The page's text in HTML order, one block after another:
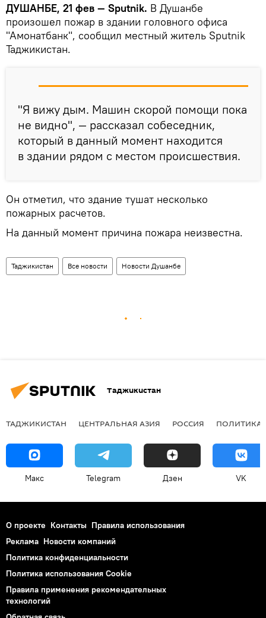
ДУШАНБЕ, 21 фев — Sputnik. В Душанбе
произошел пожар в здании головного офиса
"Амонатбанк", сообщил местный житель Sputnik
Таджикистан.
"Я вижу дым. Машин скорой помощи пока
не видно", — рассказал собеседник,
который в данный момент находится
в здании рядом с местом происшествия.
Он отметил, что здание тушат несколько
пожарных расчетов.
На данный момент причина пожара неизвестна.
Таджикистан Все новости Новости Душанбе
Таджикистан
ТАДЖИКИСТАН ЦЕНТРАЛЬНАЯ АЗИЯ РОССИЯ ПОЛИТИКА
Макс Telegram Дзен VK
О проекте Контакты Правила использования
Реклама Новости компаний
Политика конфиденциальности
Политика использования Cookie
Правила применения рекомендательных
технологий